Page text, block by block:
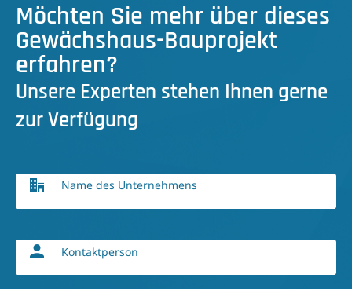
Möchten Sie mehr über dieses
Gewächshaus-Bauprojekt
erfahren?
Unsere Experten stehen Ihnen gerne
zur Verfügung
Name des Unternehmens
Kontaktperson